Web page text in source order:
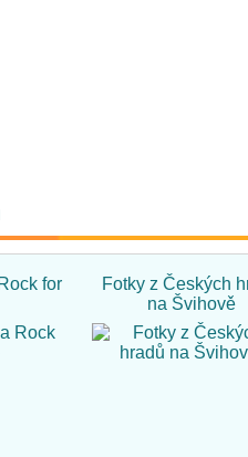
for
Fotky z Českých
na Švihově